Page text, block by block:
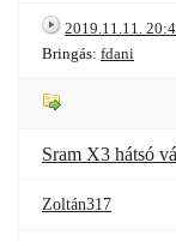
2019.11.11.
Bringás: fdani
Sram X3 hátsó
Zoltán317